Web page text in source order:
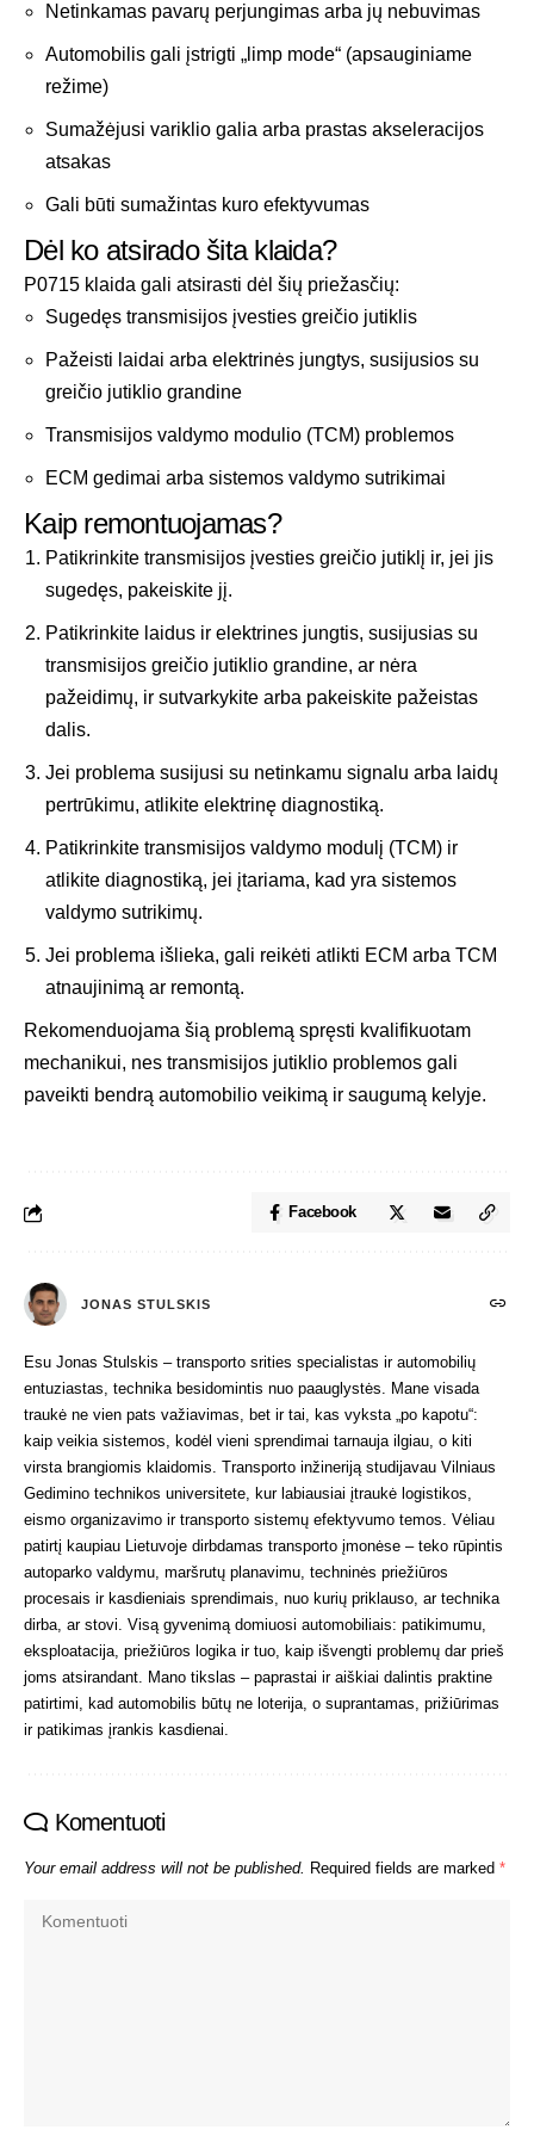
Netinkamas pavarų perjungimas arba jų nebuvimas
Automobilis gali įstrigti „limp mode“ (apsauginiame
režime)
Sumažėjusi variklio galia arba prastas akseleracijos
atsakas
Gali būti sumažintas kuro efektyvumas
Dėl ko atsirado šita klaida?
P0715 klaida gali atsirasti dėl šių priežasčių:
Sugedęs transmisijos įvesties greičio jutiklis
Pažeisti laidai arba elektrinės jungtys, susijusios su
greičio jutiklio grandine
Transmisijos valdymo modulio (TCM) problemos
ECM gedimai arba sistemos valdymo sutrikimai
Kaip remontuojamas?
Patikrinkite transmisijos įvesties greičio jutiklį ir, jei jis
sugedęs, pakeiskite jį.
Patikrinkite laidus ir elektrines jungtis, susijusias su
transmisijos greičio jutiklio grandine, ar nėra
pažeidimų, ir sutvarkykite arba pakeiskite pažeistas
dalis.
Jei problema susijusi su netinkamu signalu arba laidų
pertrūkimu, atlikite elektrinę diagnostiką.
Patikrinkite transmisijos valdymo modulį (TCM) ir
atlikite diagnostiką, jei įtariama, kad yra sistemos
valdymo sutrikimų.
Jei problema išlieka, gali reikėti atlikti ECM arba TCM
atnaujinimą ar remontą.
Rekomenduojama šią problemą spręsti kvalifikuotam
mechanikui, nes transmisijos jutiklio problemos gali
paveikti bendrą automobilio veikimą ir saugumą kelyje.
Facebook
JONAS STULSKIS
Esu Jonas Stulskis – transporto srities specialistas ir automobilių
entuziastas, technika besidomintis nuo paauglystės. Mane visada
traukė ne vien pats važiavimas, bet ir tai, kas vyksta „po kapotu“:
kaip veikia sistemos, kodėl vieni sprendimai tarnauja ilgiau, o kiti
virsta brangiomis klaidomis. Transporto inžineriją studijavau Vilniaus
Gedimino technikos universitete, kur labiausiai įtraukė logistikos,
eismo organizavimo ir transporto sistemų efektyvumo temos. Vėliau
patirtį kaupiau Lietuvoje dirbdamas transporto įmonėse – teko rūpintis
autoparko valdymu, maršrutų planavimu, techninės priežiūros
procesais ir kasdieniais sprendimais, nuo kurių priklauso, ar technika
dirba, ar stovi. Visą gyvenimą domiuosi automobiliais: patikimumu,
eksploatacija, priežiūros logika ir tuo, kaip išvengti problemų dar prieš
joms atsirandant. Mano tikslas – paprastai ir aiškiai dalintis praktine
patirtimi, kad automobilis būtų ne loterija, o suprantamas, prižiūrimas
ir patikimas įrankis kasdienai.
Komentuoti
Your email address will not be published. Required fields are marked *